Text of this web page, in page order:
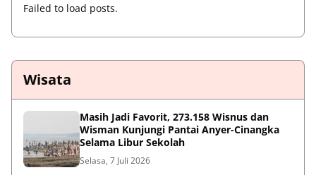
Failed to load posts.
Wisata
Masih Jadi Favorit, 273.158 Wisnus dan
Wisman Kunjungi Pantai Anyer-Cinangka
Selama Libur Sekolah
Selasa, 7 Juli 2026